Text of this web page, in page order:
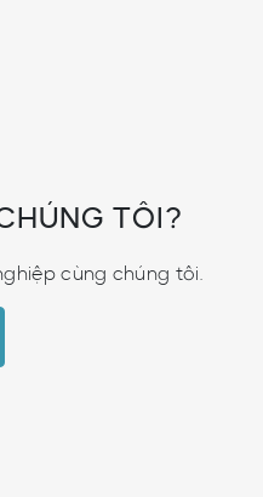
TÔI?
cùng chúng tôi.